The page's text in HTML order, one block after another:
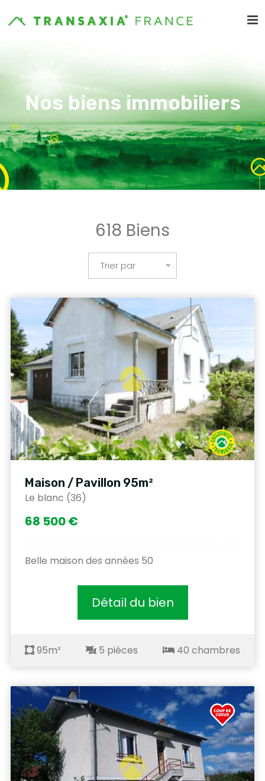
Nos biens immobiliers
618 Biens
Trier par
Maison / Pavillon 95m²
Le blanc (36)
68 500 €
Belle maison des années 50
Détail du bien
95m² 5 pièces 40 chambres